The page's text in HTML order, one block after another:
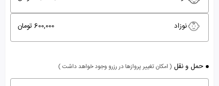
نوزاد 600,000 تومان
حمل و نقل ( امکان تغییر پروازها در رزرو وجود خواهد داشت )